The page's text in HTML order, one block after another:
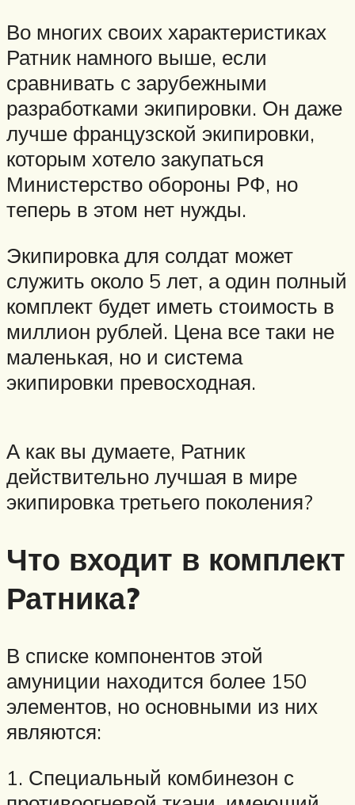
Во многих своих характеристиках
Ратник намного выше, если
сравнивать с зарубежными
разработками экипировки. Он даже
лучше французской экипировки,
которым хотело закупаться
Министерство обороны РФ, но
теперь в этом нет нужды.
Экипировка для солдат может
служить около 5 лет, а один полный
комплект будет иметь стоимость в
миллион рублей. Цена все таки не
маленькая, но и система
экипировки превосходная.
А как вы думаете, Ратник
действительно лучшая в мире
экипировка третьего поколения?
Что входит в комплект
Ратника?
В списке компонентов этой
амуниции находится более 150
элементов, но основными из них
являются:
1. Специальный комбинезон с